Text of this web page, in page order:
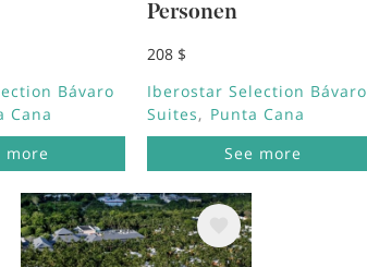
Bávaro
Cana
more
Personen
208 $
Iberostar Selection Bávaro
Suites
Punta Cana
See more
Bild